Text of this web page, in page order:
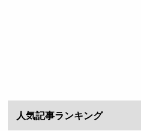
人気記事ランキング